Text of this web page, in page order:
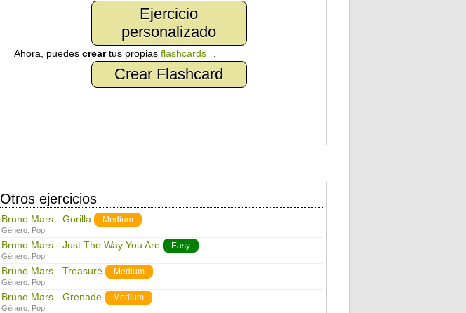
Ejercicio
personalizado
Ahora, puedes creartus propias flashcards .
Crear Flashcard
Otros ejercicios
Bruno Mars - Gorilla Medium
Género: Pop
Bruno Mars - Just The Way You Are Easy
Género: Pop
Bruno Mars - Treasure Medium
Género: Pop
Bruno Mars - Grenade Medium
Género: Pop